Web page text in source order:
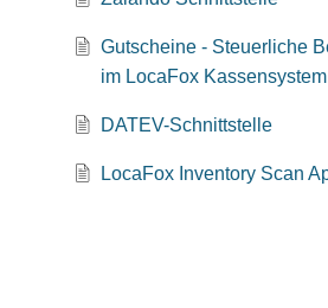
Gutscheine - Steuerliche
im LocaFox Kassensystem
DATEV-Schnittstelle
LocaFox Inventory Scan